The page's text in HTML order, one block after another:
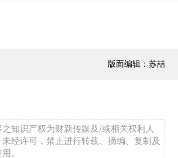
版面编辑：苏喆
知识产权为财新传媒及/或相关权利人
经许可，禁止进行转载、摘编、复制及
。